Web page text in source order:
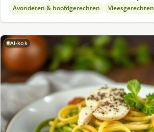
Avondeten & hoofdgerechten Vleesgerechten
AI-kok